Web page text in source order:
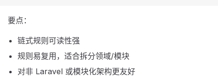
要点：
链式规则可读性强
规则易复用，适合拆分领域/模块
对非 Laravel 或模块化架构更友好